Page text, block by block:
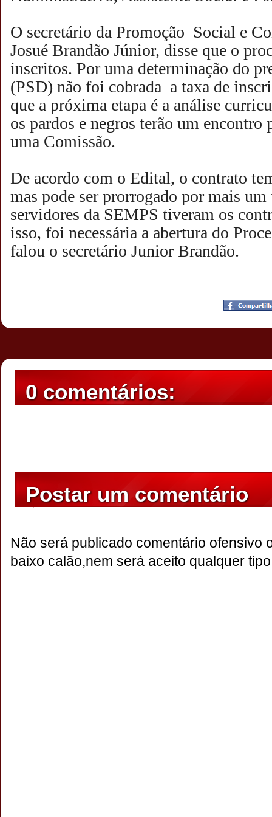
O secretário da Promoção Social e
Josué Brandão Júnior, disse que o
inscritos. Por uma determinação do
(PSD) não foi cobrada a taxa de
que a próxima etapa é a análise
os pardos e negros terão um encontro
uma Comissão.
De acordo com o Edital, o contrato
mas pode ser prorrogado por mais
servidores da SEMPS tiveram os
isso, foi necessária a abertura do
falou o secretário Junior Brandão.
19:04
0 comentários:
Postar um comentário
Não será publicado comentário ofensivo
baixo calão,nem será aceito qualquer